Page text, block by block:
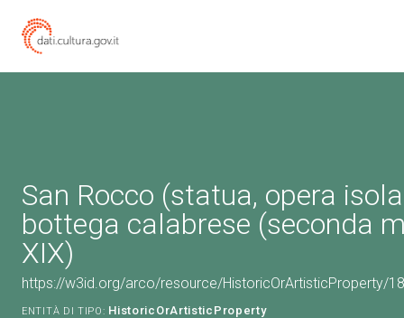
San Rocco (statua, opera
bottega calabrese (seconda
XIX)
https://w3id.org/arco/resource/HistoricOrArtisticProperty/
ENTITÀ DI TIPO: HistoricOrArtisticProperty